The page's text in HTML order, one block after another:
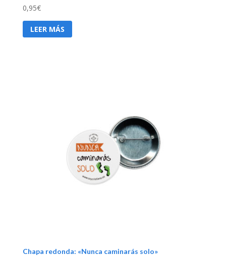
0,95€
LEER MÁS
Chapa redonda: «Nunca caminarás solo»